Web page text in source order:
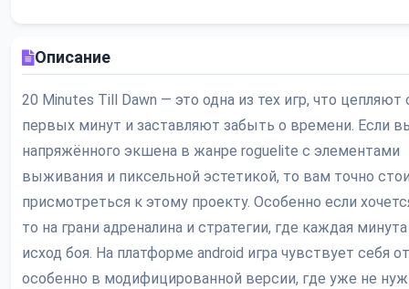
Описание
20 Minutes Till Dawn — это одна из тех игр, что цепляют
первых минут и заставляют забыть о времени. Если
напряжённого экшена в жанре roguelite с элементами
выживания и пиксельной эстетикой, то вам точно
присмотреться к этому проекту. Особенно если
то на грани адреналина и стратегии, где каждая
исход боя. На платформе android игра чувствует себя
особенно в модифицированной версии, где уже не